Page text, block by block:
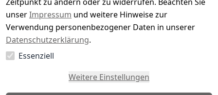
Es hat noch niemand eine Bewertung für diesen
Artikel abgegeben
unserImpressum und weitere Hinweise zur
Verwendung personenbezogener Daten in unserer
Datenschutzerklärung.
Essenziell
Weitere Einstellungen